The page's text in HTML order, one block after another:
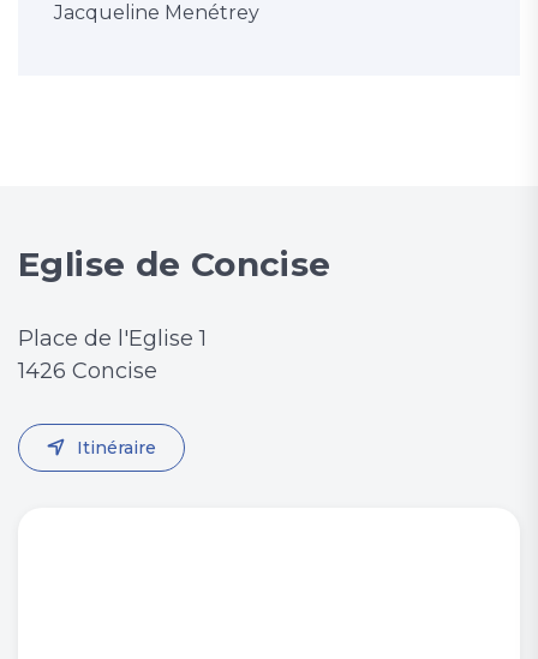
Jacqueline Menétrey
Eglise de Concise
Place de l'Eglise 1
1426 Concise
Itinéraire